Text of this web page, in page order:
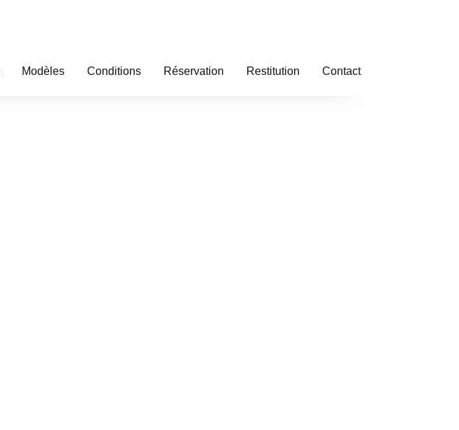
Modèles Conditions Réservation Restitution Contact